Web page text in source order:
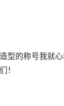
型的称号我就
！